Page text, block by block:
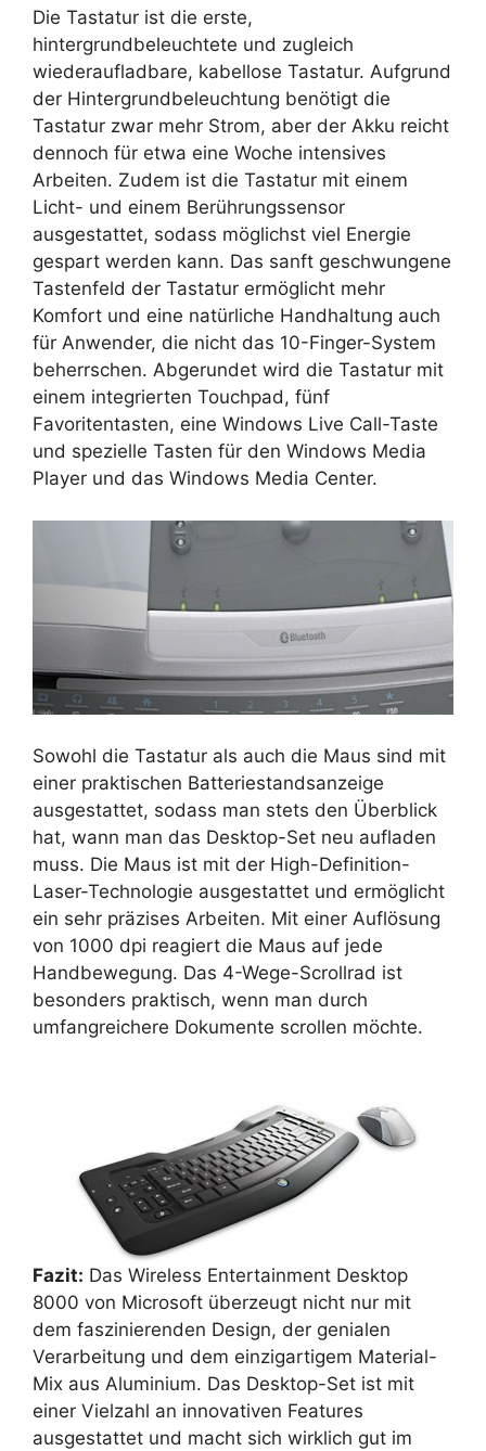
Die Tastatur ist die erste,
hintergrundbeleuchtete und zugleich
wiederaufladbare, kabellose Tastatur. Aufgrund
der Hintergrundbeleuchtung benötigt die
Tastatur zwar mehr Strom, aber der Akku reicht
dennoch für etwa eine Woche intensives
Arbeiten. Zudem ist die Tastatur mit einem
Licht- und einem Berührungssensor
ausgestattet, sodass möglichst viel Energie
gespart werden kann. Das sanft geschwungene
Tastenfeld der Tastatur ermöglicht mehr
Komfort und eine natürliche Handhaltung auch
für Anwender, die nicht das 10-Finger-System
beherrschen. Abgerundet wird die Tastatur mit
einem integrierten Touchpad, fünf
Favoritentasten, eine Windows Live Call-Taste
und spezielle Tasten für den Windows Media
Player und das Windows Media Center.
Sowohl die Tastatur als auch die Maus sind mit
einer praktischen Batteriestandsanzeige
ausgestattet, sodass man stets den Überblick
hat, wann man das Desktop-Set neu aufladen
muss. Die Maus ist mit der High-Definition-
Laser-Technologie ausgestattet und ermöglicht
ein sehr präzises Arbeiten. Mit einer Auflösung
von 1000 dpi reagiert die Maus auf jede
Handbewegung. Das 4-Wege-Scrollrad ist
besonders praktisch, wenn man durch
umfangreichere Dokumente scrollen möchte.
Fazit: Das Wireless Entertainment Desktop
8000 von Microsoft überzeugt nicht nur mit
dem faszinierenden Design, der genialen
Verarbeitung und dem einzigartigem Material-
Mix aus Aluminium. Das Desktop-Set ist mit
einer Vielzahl an innovativen Features
ausgestattet und macht sich wirklich gut im